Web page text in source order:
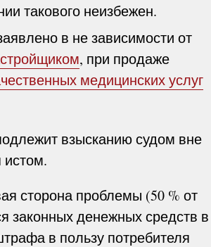
такового неизбежен.
в не зависимости от
, при продаже
медицинских услуг
взысканию судом вне
истом.
сторона проблемы (50 % от
законных денежных средств в
в пользу потребителя